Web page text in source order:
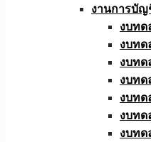
งานการบัญ
งบทด
งบทด
งบทด
งบทด
งบทด
งบทด
งบทด